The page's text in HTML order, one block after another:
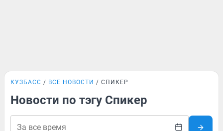
КУЗБАСС ВСЕ НОВОСТИ СПИКЕР
Новости по тэгу Спикер